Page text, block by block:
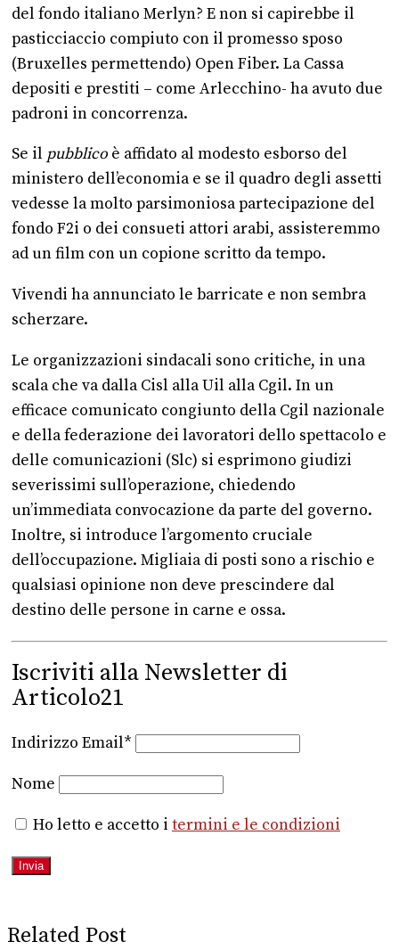
del fondo italiano Merlyn? E non si capirebbe il
pasticciaccio compiuto con il promesso sposo
(Bruxelles permettendo) Open Fiber. La Cassa
depositi e prestiti – come Arlecchino- ha avuto due
padroni in concorrenza.
Se il pubblico è affidato al modesto esborso del
ministero dell’economia e se il quadro degli assetti
vedesse la molto parsimoniosa partecipazione del
fondo F2i o dei consueti attori arabi, assisteremmo
ad un film con un copione scritto da tempo.
Vivendi ha annunciato le barricate e non sembra
scherzare.
Le organizzazioni sindacali sono critiche, in una
scala che va dalla Cisl alla Uil alla Cgil. In un
efficace comunicato congiunto della Cgil nazionale
e della federazione dei lavoratori dello spettacolo e
delle comunicazioni (Slc) si esprimono giudizi
severissimi sull’operazione, chiedendo
un’immediata convocazione da parte del governo.
Inoltre, si introduce l’argomento cruciale
dell’occupazione. Migliaia di posti sono a rischio e
qualsiasi opinione non deve prescindere dal
destino delle persone in carne e ossa.
Iscriviti alla Newsletter di
Articolo21
Indirizzo Email*
Nome
Ho letto e accetto i termini e le condizioni
Related Post